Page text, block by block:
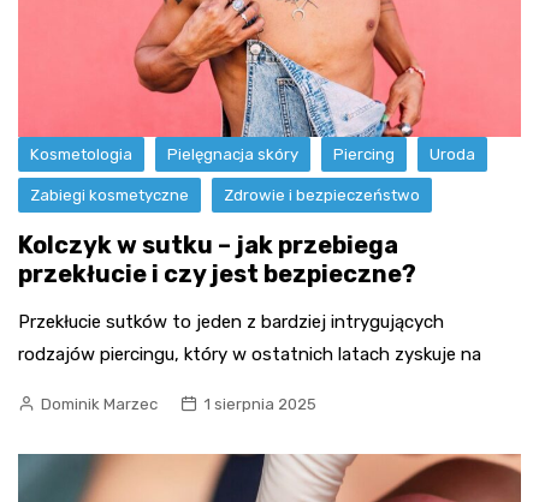
Kosmetologia Pielęgnacja skóry Piercing Uroda
Zabiegi kosmetyczne Zdrowie i bezpieczeństwo
Kolczyk w sutku – jak przebiega
przekłucie i czy jest bezpieczne?
Przekłucie sutków to jeden z bardziej intrygujących
rodzajów piercingu, który w ostatnich latach zyskuje na
Dominik Marzec 1 sierpnia 2025